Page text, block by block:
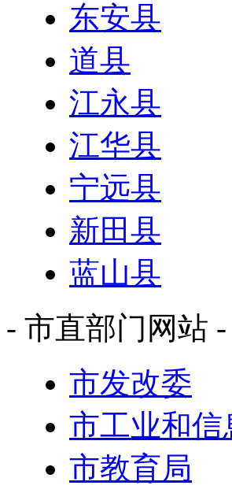
东安县
道县
江永县
江华县
宁远县
新田县
蓝山县
- 市直部门网站 -
市发改委
市工业和信
市教育局